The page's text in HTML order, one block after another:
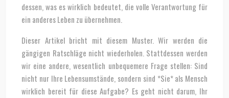
dessen, was es wirklich bedeutet, die volle Verantwortung für
ein anderes Leben zu übernehmen.
Dieser Artikel bricht mit diesem Muster. Wir werden die
gängigen Ratschläge nicht wiederholen. Stattdessen werden
wir eine andere, wesentlich unbequemere Frage stellen: Sind
nicht nur Ihre Lebensumstände, sondern sind *Sie* als Mensch
wirklich bereit für diese Aufgabe? Es geht nicht darum, Ihr